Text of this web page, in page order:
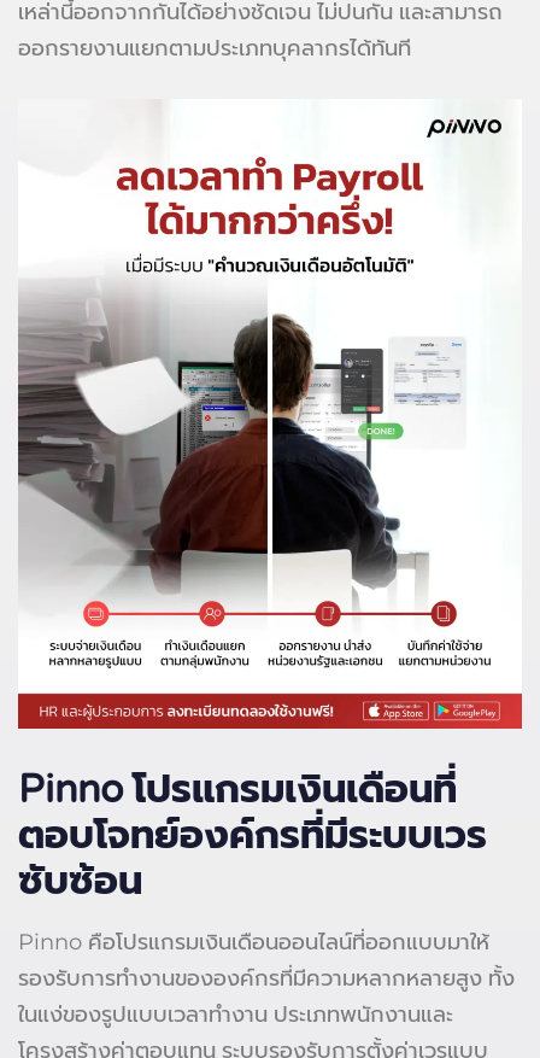
เหล่านี้ออกจากกันได้อย่างชัดเจน ไม่ปนกัน และสามารถ
ออกรายงานแยกตามประเภทบุคลากรได้ทันที
Pinnoโปรแกรมเงินเดือนที่
ตอบโจทย์องค์กรที่มีระบบเวร
ซับซ้อน
Pinno คือโปรแกรมเงินเดือนออนไลน์ที่ออกแบบมาให้
รองรับการทำงานขององค์กรที่มีความหลากหลายสูง ทั้ง
ในแง่ของรูปแบบเวลาทำงาน ประเภทพนักงานและ
โครงสร้างค่าตอบแทน ระบบรองรับการตั้งค่าเวรแบบ